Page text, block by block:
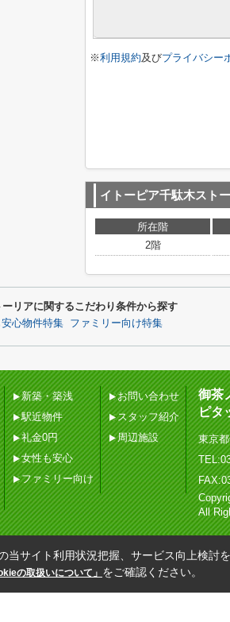
※利用規約及びプライバシー
イトーピア千駄木スト
所在階
2階
リアに関するこだわり条件から探す
心物件特集 ファミリー向け特集
新築・築浅
駅近物件
礼金0円
女性も安心
ファミリー向け
お問い合わせ
スタッフ紹介
周辺施設
御茶
ピタ
東京
All
当サイト利用状況把握、サービス向上検討
の取扱いについて」 をご確認ください。